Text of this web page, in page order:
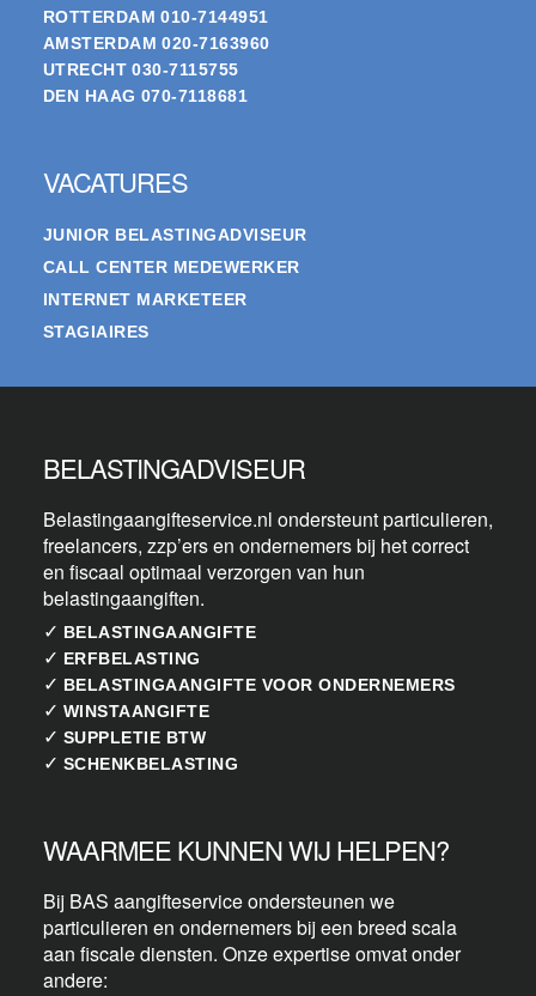
ROTTERDAM 010-7144951
AMSTERDAM 020-7163960
UTRECHT 030-7115755
DEN HAAG 070-7118681
VACATURES
JUNIOR BELASTINGADVISEUR
CALL CENTER MEDEWERKER
INTERNET MARKETEER
STAGIAIRES
BELASTINGADVISEUR
Belastingaangifteservice.nl ondersteunt particulieren,
freelancers, zzp’ers en ondernemers bij het correct
en fiscaal optimaal verzorgen van hun
belastingaangiften.
✓ BELASTINGAANGIFTE
✓ ERFBELASTING
✓ BELASTINGAANGIFTE VOOR ONDERNEMERS
✓ WINSTAANGIFTE
✓ SUPPLETIE BTW
✓ SCHENKBELASTING
WAARMEE KUNNEN WIJ HELPEN?
Bij BAS aangifteservice ondersteunen we
particulieren en ondernemers bij een breed scala
aan fiscale diensten. Onze expertise omvat onder
andere: